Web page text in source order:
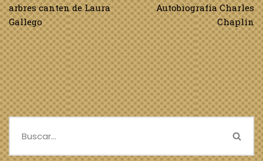
arbres canten de Laura
Gallego
Autobiografía Charles
Chaplin